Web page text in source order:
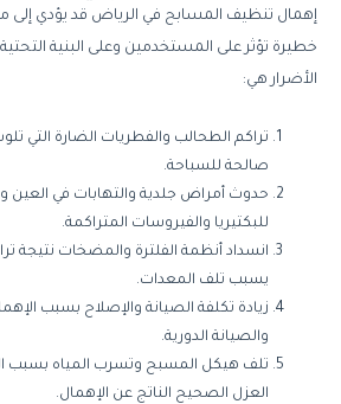
إهمال تنظيف المسابح في الرياض قد يؤدي إلى
خطيرة تؤثر على المستخدمين وعلى البنية
الأضرار هي:
تراكم الطحالب والفطريات الضارة التي
صالحة للسباحة.
حدوث أمراض جلدية والتهابات في العين
للبكتيريا والفيروسات المتراكمة.
انسداد أنظمة الفلترة والمضخات نتيجة
يسبب تلف المعدات.
زيادة تكلفة الصيانة والإصلاح بسبب
والصيانة الدورية.
تلف هيكل المسبح وتسرب المياه بسبب
العزل الصحيح الناتج عن الإهمال.